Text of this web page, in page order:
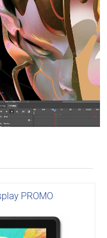
PROMO